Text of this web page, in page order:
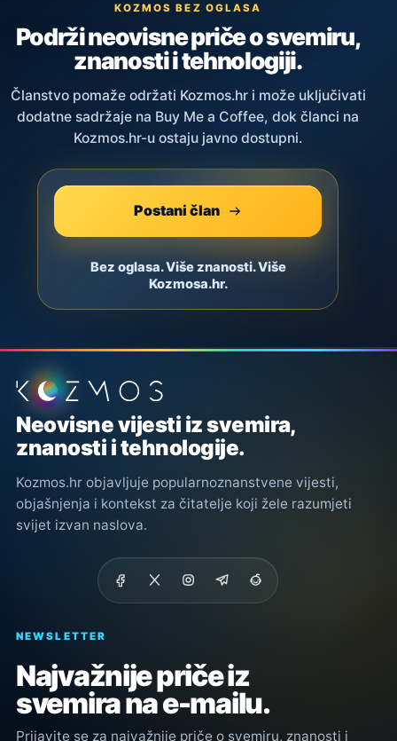
KOZMOS BEZ OGLASA
Podrži neovisne priče o svemiru,
znanosti i tehnologiji.
Članstvo pomaže održati Kozmos.hr i može uključivati
dodatne sadržaje na Buy Me a Coffee, dok članci na
Kozmos.hr-u ostaju javno dostupni.
Postani član
Bez oglasa. Više znanosti. Više
Kozmosa.hr.
Podnožje stranice
Neovisne vijesti iz svemira,
znanosti i tehnologije.
Kozmos.hr objavljuje popularnoznanstvene vijesti,
objašnjenja i kontekst za čitatelje koji žele razumjeti
svijet izvan naslova.
NEWSLETTER
Najvažnije priče iz
svemira na e-mailu.
Prijavite se za najvažnije priče o svemiru, znanosti i